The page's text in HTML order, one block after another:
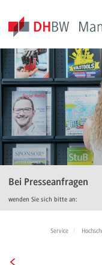
Bei Presseanfragen
wenden Sie sich bitte an:
Service